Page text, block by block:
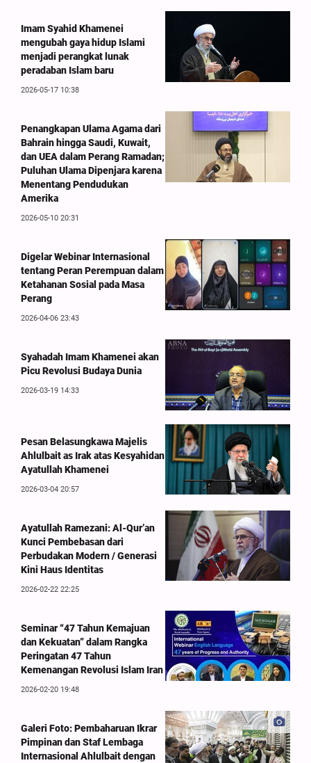
Imam Syahid Khamenei
mengubah gaya hidup Islami
menjadi perangkat lunak
peradaban Islam baru
2026-05-17 10:38
Penangkapan Ulama Agama dari
Bahrain hingga Saudi, Kuwait,
dan UEA dalam Perang Ramadan;
Puluhan Ulama Dipenjara karena
Menentang Pendudukan
Amerika
2026-05-10 20:31
Digelar Webinar Internasional
tentang Peran Perempuan dalam
Ketahanan Sosial pada Masa
Perang
2026-04-06 23:43
Syahadah Imam Khamenei akan
Picu Revolusi Budaya Dunia
2026-03-19 14:33
Pesan Belasungkawa Majelis
Ahlulbait as Irak atas Kesyahidan
Ayatullah Khamenei
2026-03-04 20:57
Ayatullah Ramezani: Al-Qur’an
Kunci Pembebasan dari
Perbudakan Modern / Generasi
Kini Haus Identitas
2026-02-22 22:25
Seminar “47 Tahun Kemajuan
dan Kekuatan” dalam Rangka
Peringatan 47 Tahun
Kemenangan Revolusi Islam Iran
2026-02-20 19:48
Galeri Foto: Pembaharuan Ikrar
Pimpinan dan Staf Lembaga
Internasional Ahlulbait dengan